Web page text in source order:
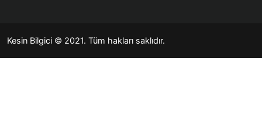
Kesin Bilgici © 2021. Tüm hakları saklıdır.